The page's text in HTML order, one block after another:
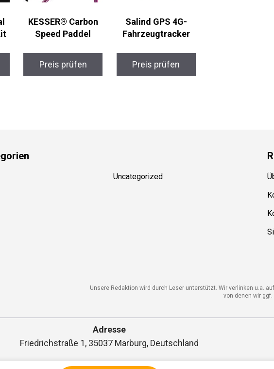
KESSER® Carbon
Speed Paddel
Preis prüfen
Salind GPS 4G-
Fahrzeugtracker
Preis prüfen
Unsere Redaktion wird durch Leser unterstützt. Wir verlinken u.a.
Friedrichstraße 1, 35037 Marburg, Deutschland